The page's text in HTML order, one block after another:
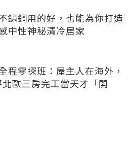
鏽鋼用的好，也能為你打造
中性神秘清冷居家
程零探班：屋主人在海外，
北歐三房完工當天才「開